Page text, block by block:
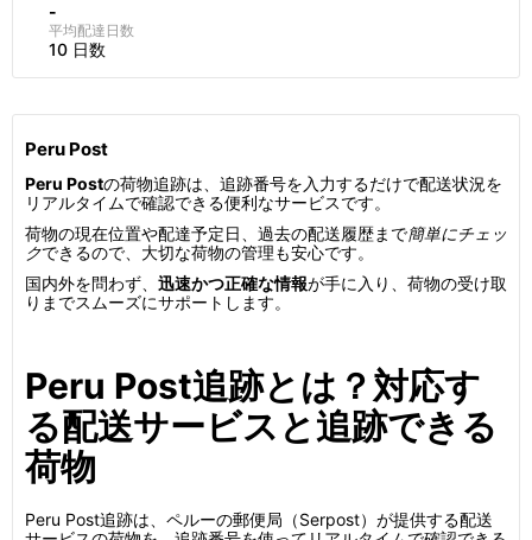
-
平均配達日数
10 日数
Peru Post
Peru Postの荷物追跡は、追跡番号を入力するだけで配送状況を
リアルタイムで確認できる便利なサービスです。
荷物の現在位置や配達予定日、過去の配送履歴まで簡単にチェッ
クできるので、大切な荷物の管理も安心です。
国内外を問わず、 迅速かつ正確な情報が手に入り、荷物の受け取
りまでスムーズにサポートします。
Peru Post追跡とは？対応す
る配送サービスと追跡できる
荷物
Peru Post追跡は、ペルーの郵便局（Serpost）が提供する配送